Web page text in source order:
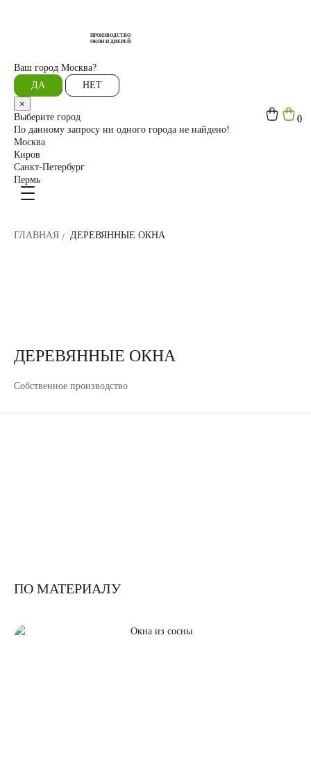
ПРОИЗВОДСТВО
ОКОН И ДВЕРЕЙ
Ваш город Москва?
ДА
НЕТ
×
Выберите город
По данному запросу ни одного города не найдено!
Москва
Киров
Санкт-Петербург
Пермь
0
0
ГЛАВНАЯ ДЕРЕВЯННЫЕ ОКНА
ДЕРЕВЯННЫЕ ОКНА
Собственное производство
ПО МАТЕРИАЛУ